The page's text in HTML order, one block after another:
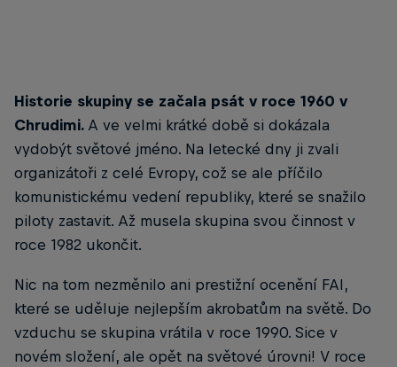
Historie skupiny se začala psát v roce 1960 v
Chrudimi. A ve velmi krátké době si dokázala
vydobýt světové jméno. Na letecké dny ji zvali
organizátoři z celé Evropy, což se ale příčilo
komunistickému vedení republiky, které se snažilo
piloty zastavit. Až musela skupina svou činnost v
roce 1982 ukončit.
Nic na tom nezměnilo ani prestižní ocenění FAI,
které se uděluje nejlepším akrobatům na světě. Do
vzduchu se skupina vrátila v roce 1990. Sice v
novém složení, ale opět na světové úrovni! V roce